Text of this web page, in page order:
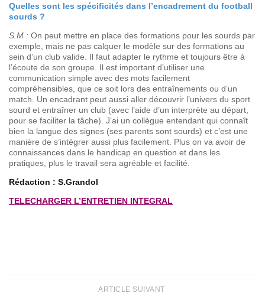
Quelles sont les spécificités dans l’encadrement du football
sourds ?
S.M : On peut mettre en place des formations pour les sourds par
exemple, mais ne pas calquer le modèle sur des formations au
sein d’un club valide. Il faut adapter le rythme et toujours être à
l’écoute de son groupe. Il est important d’utiliser une
communication simple avec des mots facilement
compréhensibles, que ce soit lors des entraînements ou d’un
match. Un encadrant peut aussi aller découvrir l’univers du sport
sourd et entraîner un club (avec l’aide d’un interprète au départ,
pour se faciliter la tâche). J’ai un collègue entendant qui connaît
bien la langue des signes (ses parents sont sourds) et c’est une
manière de s’intégrer aussi plus facilement. Plus on va avoir de
connaissances dans le handicap en question et dans les
pratiques, plus le travail sera agréable et facilité.
Rédaction : S.Grandol
TELECHARGER L’ENTRETIEN INTEGRAL
ARTICLE SUIVANT